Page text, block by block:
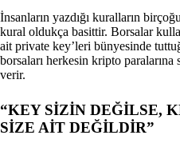
İnsanların yazdığı kuralların
kural oldukça basittir. Borsalar
ait private key’leri bünyesinde
borsaları herkesin kripto paralarına
verir.
“KEY SİZİN DEĞİLSE,
SİZE AİT DEĞİLDİR”